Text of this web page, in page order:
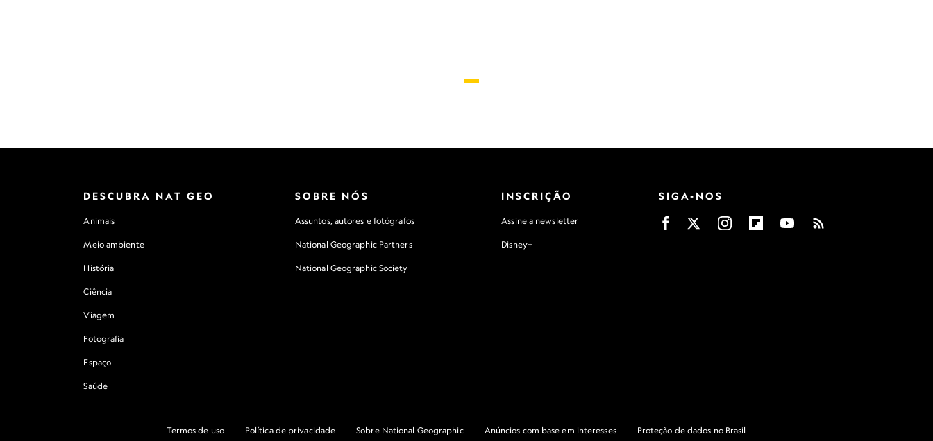
DESCUBRA NAT GEO
Animais
Meio ambiente
História
Ciência
Viagem
Fotografia
Espaço
Saúde
SOBRE NÓS
Assuntos, autores e fotógrafos
National Geographic Partners
National Geographic Society
INSCRIÇÃO
Assine a newsletter
Disney+
SIGA-NOS
Termos de uso Política de privacidade Sobre National Geographic Anúncios com base em interesses Proteção de dados no Brasil